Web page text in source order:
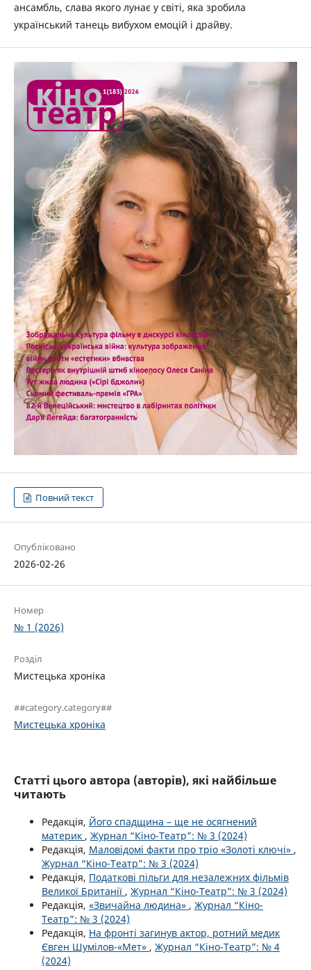
ансамбль, слава якого лунає у світі, яка зробила
український танець вибухом емоцій і драйву.
Повний текст
Опубліковано
2026-02-26
Номер
№ 1 (2026)
Розділ
Мистецька хроніка
##category.category##
Мистецька хроніка
Статті цього автора (авторів), які найбільше
читають
Редакція, Його спадщина – ще не осягнений
материк , Журнал “Кіно-Театр”: № 3 (2024)
Редакція, Маловідомі факти про тріо «Золоті ключі» ,
Журнал “Кіно-Театр”: № 3 (2024)
Редакція, Податкові пільги для незалежних фільмів
Великої Британії , Журнал “Кіно-Театр”: № 3 (2024)
Редакція, «Звичайна людина» , Журнал “Кіно-
Театр”: № 3 (2024)
Редакція, На фронті загинув актор, ротний медик
Євген Шумілов-«Мет» , Журнал “Кіно-Театр”: № 4
(2024)